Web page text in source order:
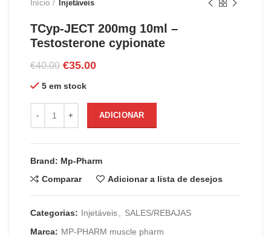
Início Injetáveis
TCyp-JECT 200mg 10ml –
Testosterone cypionate
€40.00 O
original
era:
€40.00.
€35.00O
é:
€35.00.
5 em stock
ADICIONAR
Brand: Mp-Pharm
Comparar
Adicionar a lista de desejos
Categorias: Injetáveis
SALES/REBAJAS
Marca: MP-PHARM muscle pharm